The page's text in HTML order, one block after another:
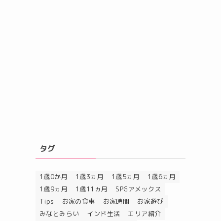
タグ
1歳0か月 1歳3ヵ月 1歳5ヵ月
1歳6ヵ月
1歳9ヵ月
1歳11ヵ月
SPGアメックス
Tips
お家の食事 お家時間
お家遊び
みなとみらい
インド生活 エリア紹介